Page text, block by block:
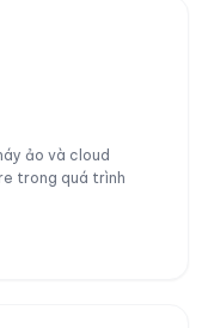
ảo và cloud
trong quá trình